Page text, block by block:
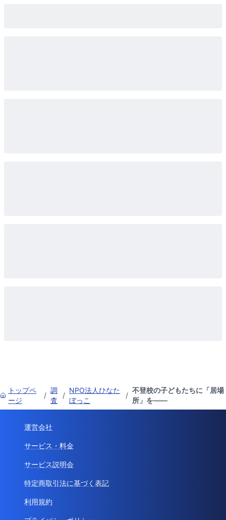
トップペ
ージ
/
調
査
/
NPO法人ひなた
ぼっこ
/
不登校の子どもたちに「居場
所」を――
運営会社
サービス・料金
サービス説明会
特定商取引法に基づく表記
利用規約